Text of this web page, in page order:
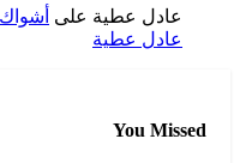
عادل عطية على
عادل عطية
You Missed